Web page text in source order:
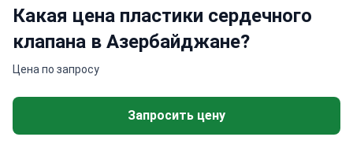
Какая цена пластики сердечного
клапана в Азербайджане?
Цена по запросу
Запросить цену